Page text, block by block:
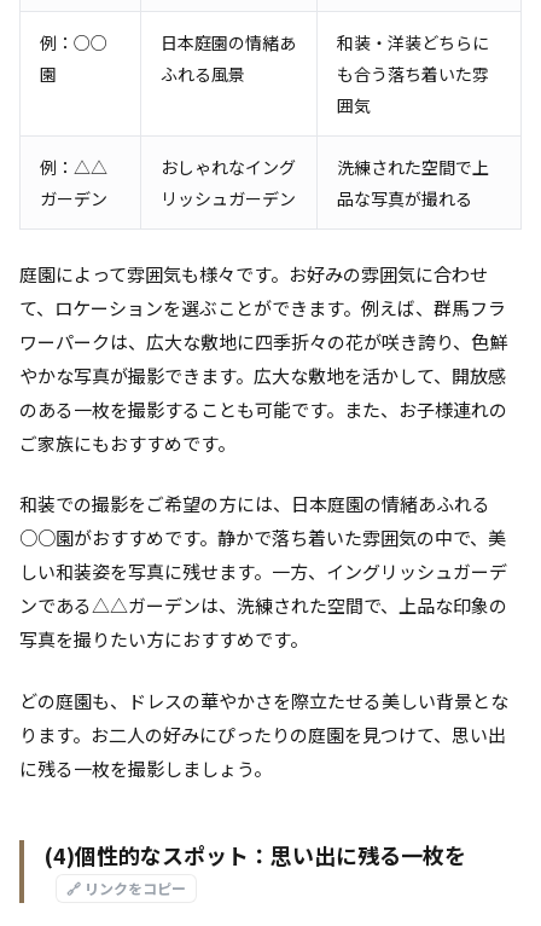
例：○○
園
日本庭園の情緒あ
ふれる風景
和装・洋装どちらに
も合う落ち着いた雰
囲気
例：△△
ガーデン
おしゃれなイング
リッシュガーデン
洗練された空間で上
品な写真が撮れる
庭園によって雰囲気も様々です。お好みの雰囲気に合わせ
て、ロケーションを選ぶことができます。例えば、群馬フラ
ワーパークは、広大な敷地に四季折々の花が咲き誇り、色鮮
やかな写真が撮影できます。広大な敷地を活かして、開放感
のある一枚を撮影することも可能です。また、お子様連れの
ご家族にもおすすめです。
和装での撮影をご希望の方には、日本庭園の情緒あふれる
○○園がおすすめです。静かで落ち着いた雰囲気の中で、美
しい和装姿を写真に残せます。一方、イングリッシュガーデ
ンである△△ガーデンは、洗練された空間で、上品な印象の
写真を撮りたい方におすすめです。
どの庭園も、ドレスの華やかさを際立たせる美しい背景とな
ります。お二人の好みにぴったりの庭園を見つけて、思い出
に残る一枚を撮影しましょう。
(4)個性的なスポット：思い出に残る一枚を
🔗 リンクをコピー